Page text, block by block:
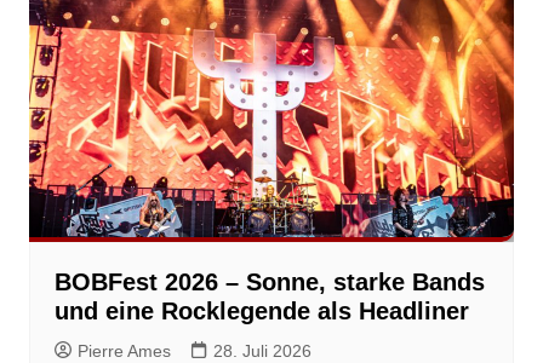
BOBFest 2026 – Sonne, starke Bands
und eine Rocklegende als Headliner
Pierre Ames 28. Juli 2026